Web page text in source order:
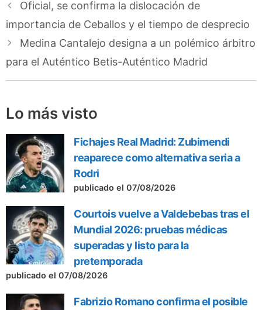
Oficial, se confirma la dislocación de
importancia de Ceballos y el tiempo de desprecio
Medina Cantalejo designa a un polémico árbitro
para el Auténtico Betis-Auténtico Madrid
Lo más visto
Fichajes Real Madrid: Zubimendi
reaparece como alternativa seria a
Rodri
publicado el 07/08/2026
Courtois vuelve a Valdebebas tras el
Mundial 2026: pruebas médicas
superadas y listo para la
pretemporada
publicado el 07/08/2026
Fabrizio Romano confirma el posible